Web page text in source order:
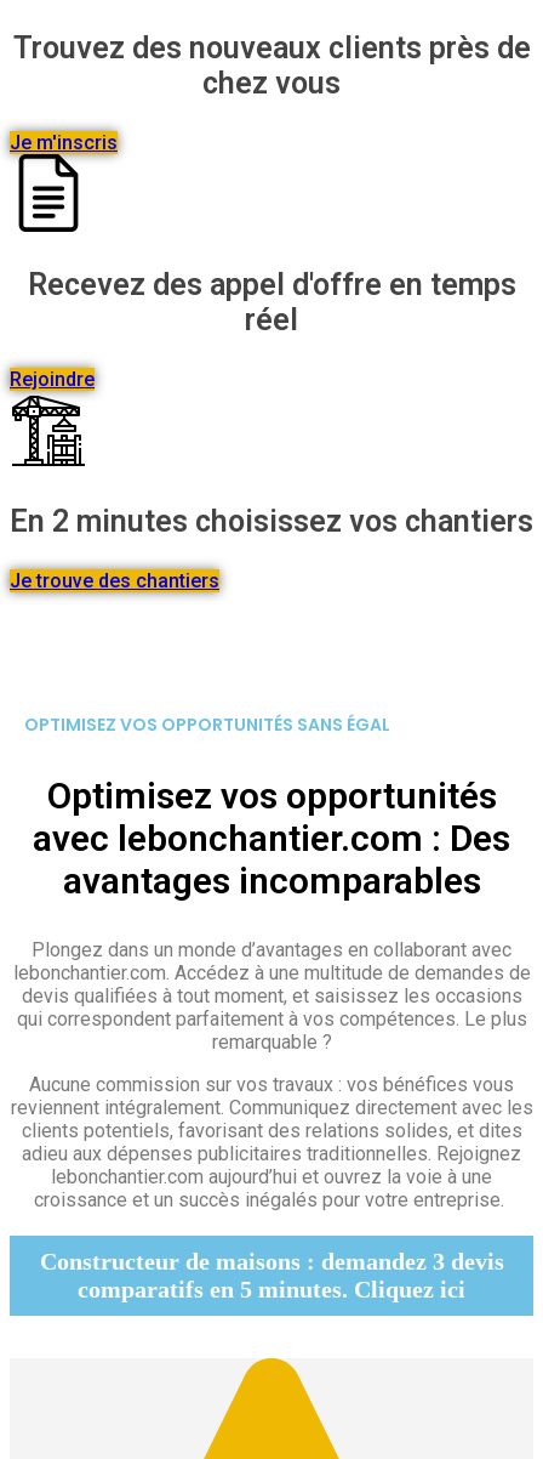
Trouvez des nouveaux clients près de
chez vous​
Je m'inscris
Recevez des appel d'offre en temps
réel
Rejoindre
En 2 minutes choisissez vos chantiers
Je trouve des chantiers
OPTIMISEZ VOS OPPORTUNITÉS SANS ÉGAL
Optimisez vos opportunités
avec lebonchantier.com : Des
avantages incomparables
Plongez dans un monde d’avantages en collaborant avec
lebonchantier.com. Accédez à une multitude de demandes de
devis qualifiées à tout moment, et saisissez les occasions
qui correspondent parfaitement à vos compétences. Le plus
remarquable ?
Aucune commission sur vos travaux : vos bénéfices vous
reviennent intégralement. Communiquez directement avec les
clients potentiels, favorisant des relations solides, et dites
adieu aux dépenses publicitaires traditionnelles. Rejoignez
lebonchantier.com aujourd’hui et ouvrez la voie à une
croissance et un succès inégalés pour votre entreprise.
Constructeur de maisons : demandez 3 devis
comparatifs en 5 minutes. Cliquez ici